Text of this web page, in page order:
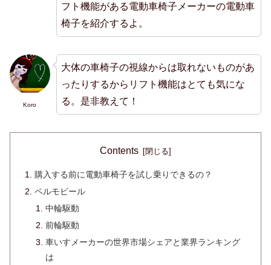
フト機能がある電動車椅子メーカーの電動車
椅子を紹介するよ。
Koro
大体の車椅子の視線からは取れないものがあ
ったりするからリフト機能はとても気にな
る。是非教えて！
Contents
購入する前に電動車椅子を試し乗りできるの？
ペルモビール
中輪駆動
前輪駆動
車いすメーカーの世界市場シェアと業界ランキング
は